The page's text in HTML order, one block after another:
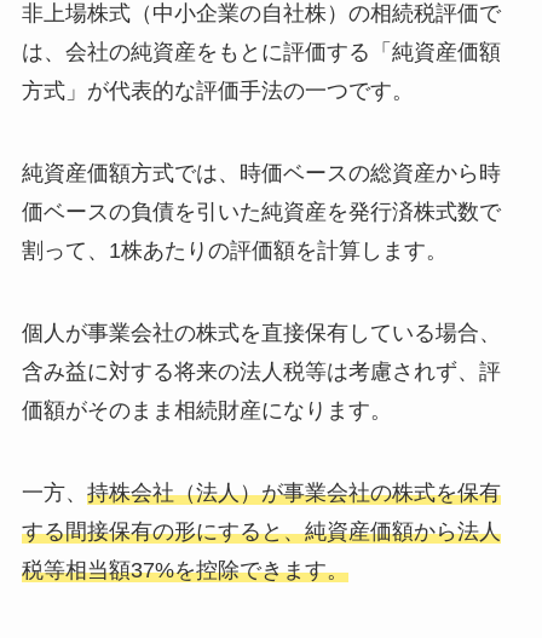
非上場株式（中小企業の自社株）の相続税評価で
は、会社の純資産をもとに評価する「純資産価額
方式」が代表的な評価手法の一つです。
純資産価額方式では、時価ベースの総資産から時
価ベースの負債を引いた純資産を発行済株式数で
割って、1株あたりの評価額を計算します。
個人が事業会社の株式を直接保有している場合、
含み益に対する将来の法人税等は考慮されず、評
価額がそのまま相続財産になります。
一方、 持株会社（法人）が事業会社の株式を保有
する間接保有の形にすると、純資産価額から法人
税等相当額37%を控除できます。